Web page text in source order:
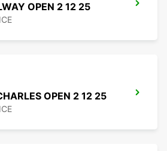
OPEN 2 12 25
OPEN 2 12 25